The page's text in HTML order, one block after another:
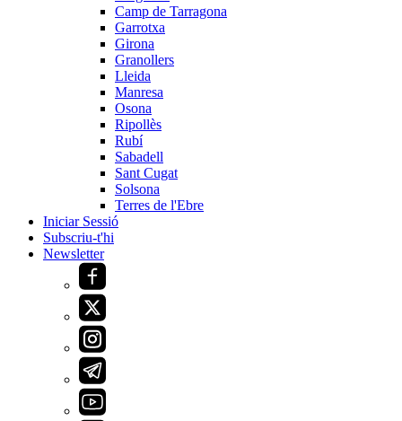
Camp de Tarragona
Garrotxa
Girona
Granollers
Lleida
Manresa
Osona
Ripollès
Rubí
Sabadell
Sant Cugat
Solsona
Terres de l'Ebre
Iniciar Sessió
Subscriu-t'hi
Newsletter